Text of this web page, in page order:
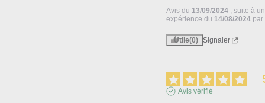
Avis du 13/09/2024 , suite à
expérience du 14/08/2024 par
Utile(0) Signaler
Avis vérifié